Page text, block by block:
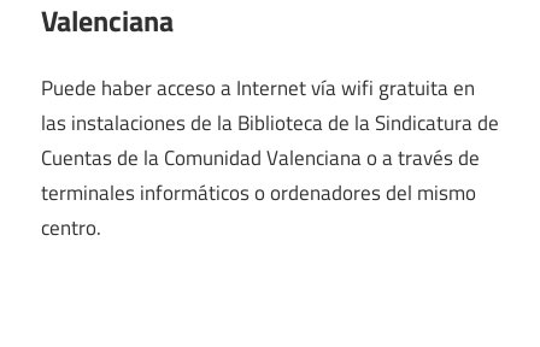
Valenciana
Puede haber acceso a Internet vía wifi gratuita en
las instalaciones de la Biblioteca de la Sindicatura de
Cuentas de la Comunidad Valenciana o a través de
terminales informáticos o ordenadores del mismo
centro.